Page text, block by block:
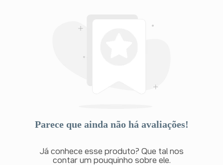
Parece que ainda não há avaliações!
Já conhece esse produto? Que tal nos
contar um pouquinho sobre ele.